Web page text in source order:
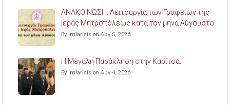
ΑΝΑΚΟΙΝΩΣΗ: Λειτουργία των Γραφείων της
Ιεράς Μητροπόλεως κατά τον μήνα Αύγουστο.
By imlarisis on Αυγ 5, 2026
Η Μεγάλη Παράκληση στην Καρίτσα.
By imlarisis on Αυγ 4, 2026